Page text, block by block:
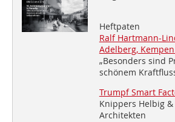
Heftpaten
Ralf Hartmann-
Adelberg,
„Besonders sind
schönem
Trumpf Smart
Knippers Helbig
Architekten